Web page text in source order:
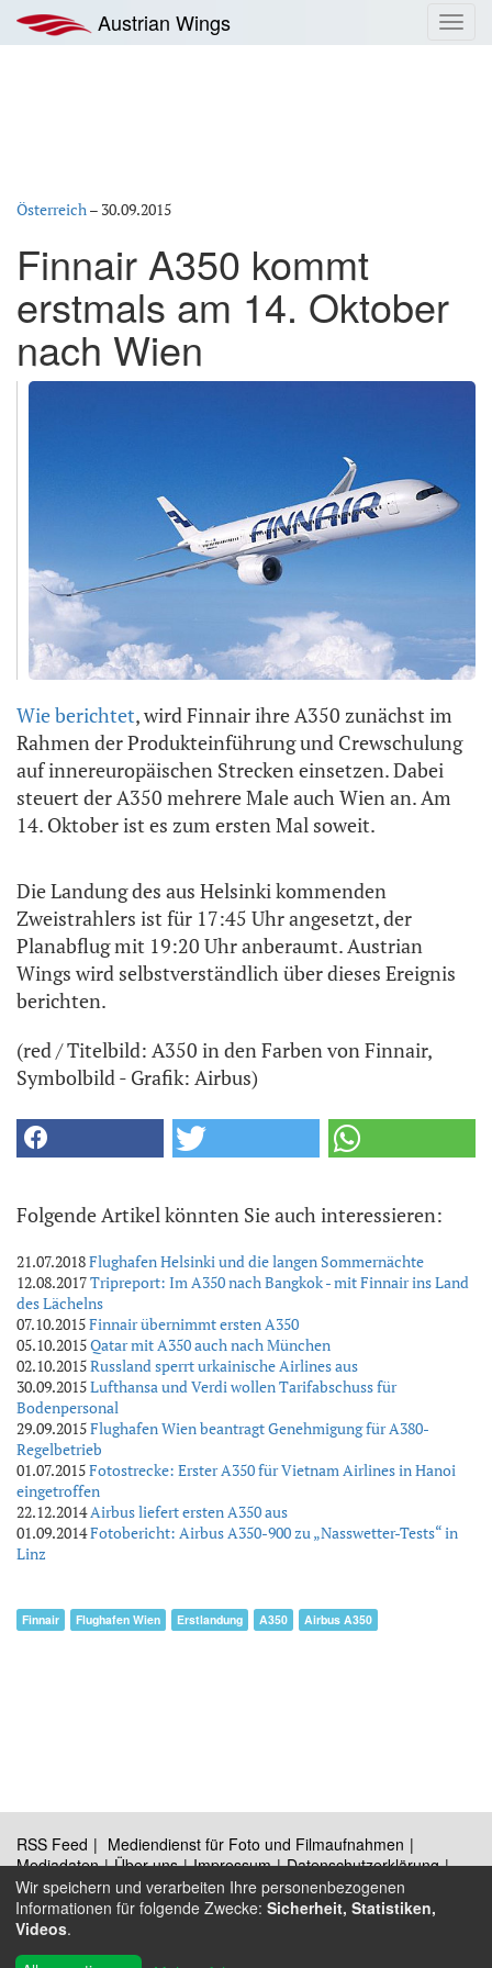
Inhalt
springen
Austrian Wings
Österreich– 30.09.2015
Finnair A350 kommt
erstmals am 14. Oktober
nach Wien
Wie berichtet, wird Finnair ihre A350 zunächst im
Rahmen der Produkteinführung und Crewschulung
auf innereuropäischen Strecken einsetzen. Dabei
steuert der A350 mehrere Male auch Wien an. Am
14. Oktober ist es zum ersten Mal soweit.
Die Landung des aus Helsinki kommenden
Zweistrahlers ist für 17:45 Uhr angesetzt, der
Planabflug mit 19:20 Uhr anberaumt. Austrian
Wings wird selbstverständlich über dieses Ereignis
berichten.
(red / Titelbild: A350 in den Farben von Finnair,
Symbolbild - Grafik: Airbus)
Folgende Artikel könnten Sie auch interessieren:
21.07.2018Flughafen Helsinki und die langen Sommernächte
12.08.2017Tripreport: Im A350 nach Bangkok - mit Finnair ins Land
des Lächelns
07.10.2015Finnair übernimmt ersten A350
05.10.2015Qatar mit A350 auch nach München
02.10.2015Russland sperrt urkainische Airlines aus
30.09.2015Lufthansa und Verdi wollen Tarifabschuss für
Bodenpersonal
29.09.2015Flughafen Wien beantragt Genehmigung für A380-
Regelbetrieb
01.07.2015Fotostrecke: Erster A350 für Vietnam Airlines in Hanoi
eingetroffen
22.12.2014Airbus liefert ersten A350 aus
01.09.2014Fotobericht: Airbus A350-900 zu „Nasswetter-Tests“ in
Linz
Finnair Flughafen Wien Erstlandung A350 Airbus A350
RSS Feed
Mediendienst für Foto und Filmaufnahmen
Mediadaten
Über uns Impressum
Datenschutzerklärung
Kontakt
Wir speichern und verarbeiten Ihre personenbezogenen
Informationen für folgende Zwecke: Sicherheit, Statistiken,
Videos.